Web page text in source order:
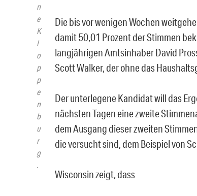
n
e
K
l
o
p
p
e
n
b
u
r
g
.
Die bis vor wenigen Wochen
damit 50,01 Prozent der Stimmen
langjährigen Amtsinhaber David
Scott Walker, der ohne das
Der unterlegene Kandidat will das
nächsten Tagen eine zweite
dem Ausgang dieser zweiten
die versucht sind, dem Beispiel von
Wisconsin zeigt, dass